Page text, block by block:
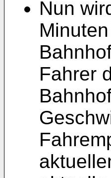
Nun
Fahrer